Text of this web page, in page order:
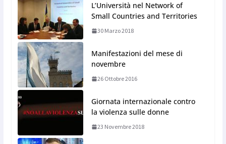
L’Università nel Network of
Small Countries and Territories
30 Marzo 2018
Manifestazioni del mese di
novembre
26 Ottobre 2016
Giornata internazionale contro
la violenza sulle donne
23 Novembre 2018